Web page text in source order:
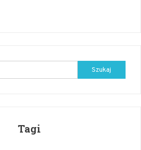
Szukaj:
Tagi